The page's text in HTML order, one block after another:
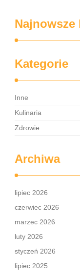
Najnowsze
Kategorie
Inne
Kulinaria
Zdrowie
Archiwa
lipiec 2026
czerwiec 2026
marzec 2026
luty 2026
styczeń 2026
lipiec 2025